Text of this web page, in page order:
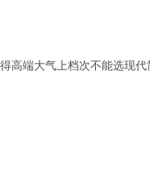
高端大气上档次不能选现